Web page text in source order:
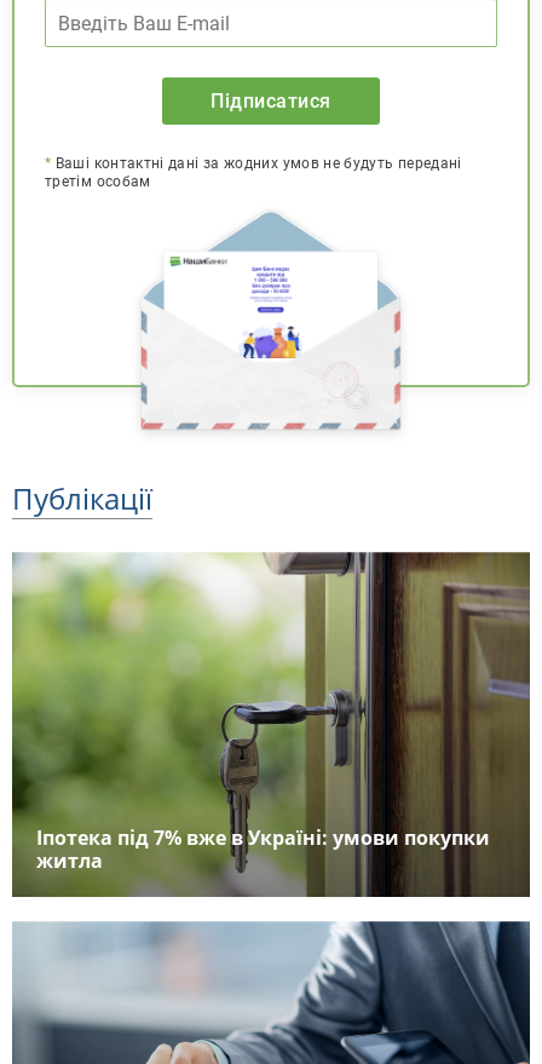
Підписатися
* Ваші контактні дані за жодних умов не будуть передані
третім особам
Публікації
Іпотека під 7% вже в Україні: умови покупки
житла